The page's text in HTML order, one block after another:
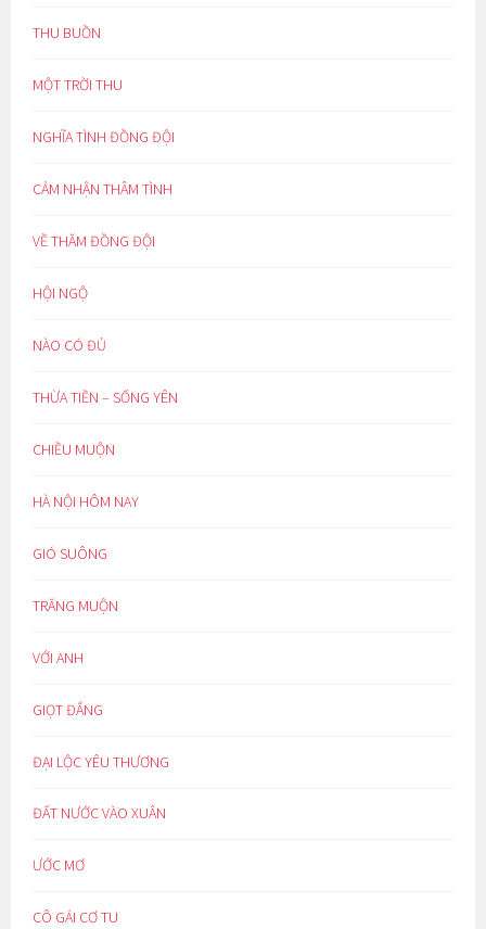
THU BUỒN
MỘT TRỜI THU
NGHĨA TÌNH ĐỒNG ĐỘI
CẢM NHẬN THÂM TÌNH
VỀ THĂM ĐỒNG ĐỘI
HỘI NGỘ
NÀO CÓ ĐỦ
THỪA TIỀN – SỐNG YÊN
CHIỀU MUỘN
HÀ NỘI HÔM NAY
GIÓ SUÔNG
TRĂNG MUỘN
VỚI ANH
GIỌT ĐẮNG
ĐẠI LỘC YÊU THƯƠNG
ĐẤT NƯỚC VÀO XUÂN
ƯỚC MƠ
CÔ GÁI CƠ TU